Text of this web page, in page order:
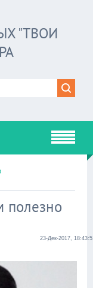
"ТВОИ
23-Дек-2017,